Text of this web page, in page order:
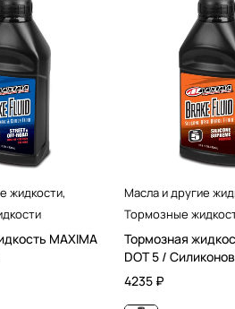
жидкости,
MAXIMA
Масла и другие
Тормозные
Тормозная
DOT 5 /
4235 ₽